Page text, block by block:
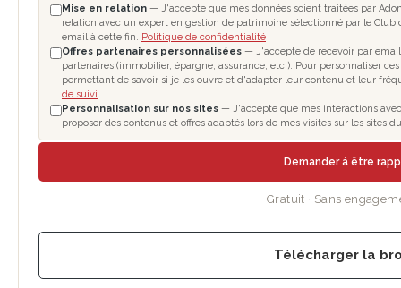
Mise en relation — J'accepte que mes données soient traitées par
relation avec un expert en gestion de patrimoine sélectionné par le
email à cette fin. Politique de confidentialité
Offres partenaires personnalisées — J'accepte de recevoir par email
partenaires (immobilier, épargne, assurance, etc.). Pour personnaliser
permettant de savoir si je les ouvre et d'adapter leur contenu et leur
de suivi
Personnalisation sur nos sites — J'accepte que mes interactions
proposer des contenus et offres adaptés lors de mes visites sur les sites
Demander à être
Gratuit · Sans
Télécharger la